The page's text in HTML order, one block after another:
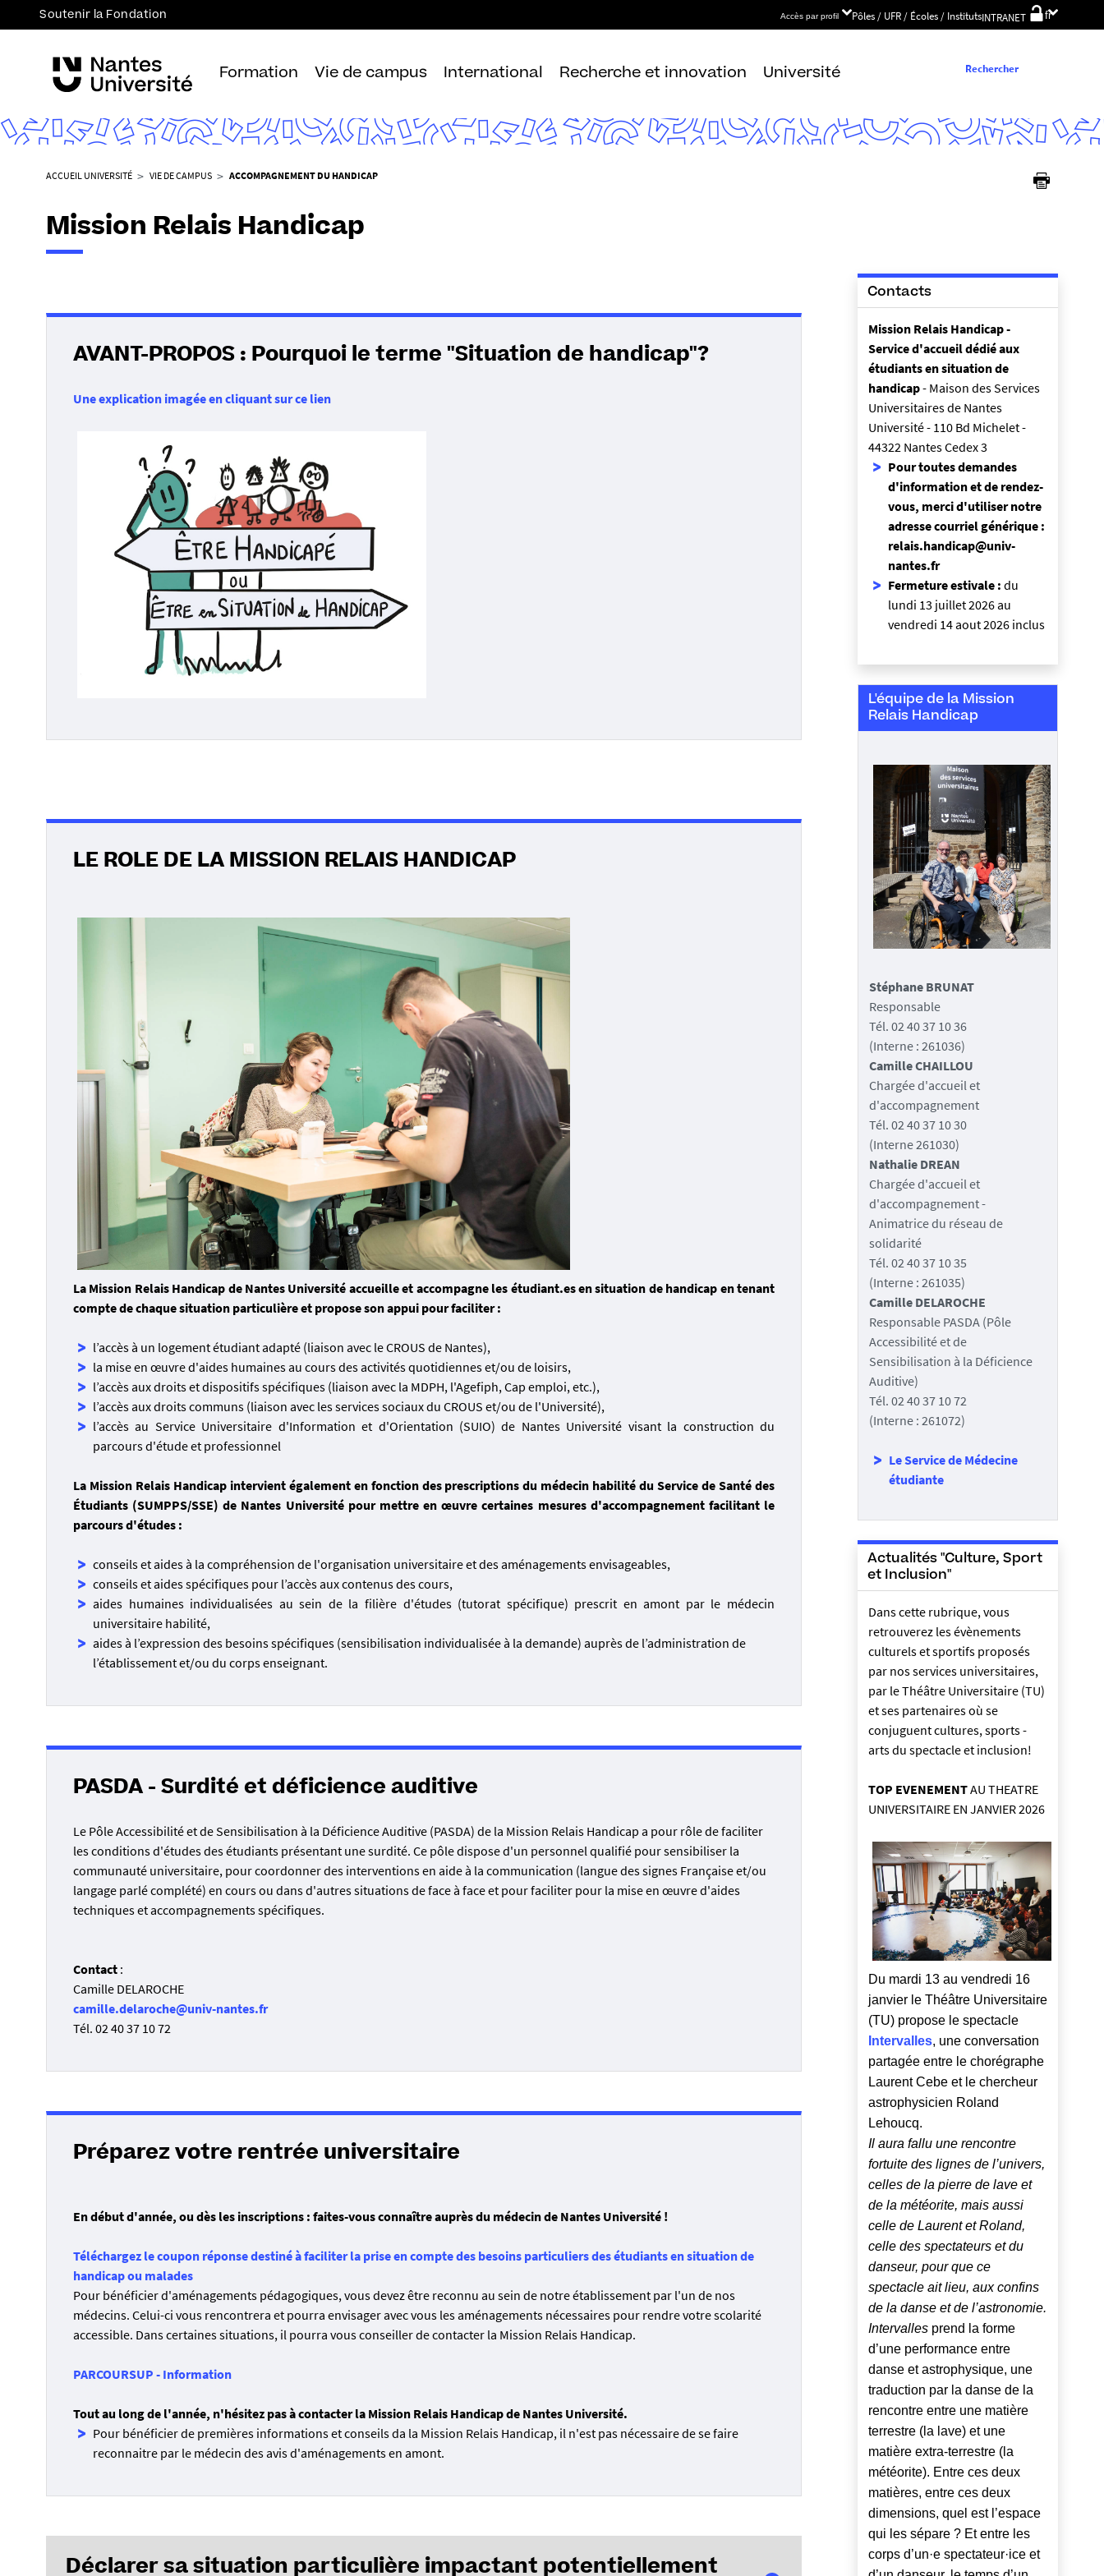
au
Soutenir la Fondation Accès par profil Pôles / UFR / Écoles / InstitutsINTRANET
Choix
fr
Formation Vie de campus International Recherche et innovation Université Rechercher
V
u
s
ê
s
ACCUEIL UNIVERSITÉ VIE DE CAMPUS ACCOMPAGNEMENT DU HANDICAP
Mission Relais Handicap
AVANT-PROPOS : Pourquoi le terme "Situation de handicap"?
Une explication imagée en cliquant sur ce lien
LE ROLE DE LA MISSION RELAIS HANDICAP
La Mission Relais Handicap de Nantes Université accueille et accompagne les étudiant.es en situation de handicap en tenant
compte de chaque situation particulière et propose son appui pour faciliter :
l’accès à un logement étudiant adapté (liaison avec le CROUS de Nantes),
la mise en œuvre d'aides humaines au cours des activités quotidiennes et/ou de loisirs,
l’accès aux droits et dispositifs spécifiques (liaison avec la MDPH, l'Agefiph, Cap emploi, etc.),
l’accès aux droits communs (liaison avec les services sociaux du CROUS et/ou de l'Université),
l’accès au Service Universitaire d'Information et d'Orientation (SUIO) de Nantes Université visant la construction du
parcours d'étude et professionnel
La Mission Relais Handicap intervient également en fonction des prescriptions du médecin habilité du Service de Santé des
Étudiants (SUMPPS/SSE) de Nantes Université pour mettre en œuvre certaines mesures d'accompagnement facilitant le
parcours d'études :
conseils et aides à la compréhension de l'organisation universitaire et des aménagements envisageables,
conseils et aides spécifiques pour l’accès aux contenus des cours,
aides humaines individualisées au sein de la filière d'études (tutorat spécifique) prescrit en amont par le médecin
universitaire habilité,
aides à l’expression des besoins spécifiques (sensibilisation individualisée à la demande) auprès de l’administration de
l’établissement et/ou du corps enseignant.
PASDA - Surdité et déficience auditive
Le Pôle Accessibilité et de Sensibilisation à la Déficience Auditive (PASDA) de la Mission Relais Handicap a pour rôle de faciliter
les conditions d'études des étudiants présentant une surdité. Ce pôle dispose d'un personnel qualifié pour sensibiliser la
communauté universitaire, pour coordonner des interventions en aide à la communication (langue des signes Française et/ou
langage parlé complété) en cours ou dans d'autres situations de face à face et pour faciliter pour la mise en œuvre d'aides
techniques et accompagnements spécifiques.
Contact :
Camille DELAROCHE
camille.delaroche@univ-nantes.fr
Tél. 02 40 37 10 72
Préparez votre rentrée universitaire
En début d'année, ou dès les inscriptions : faites-vous connaître auprès du médecin de Nantes Université !
Téléchargez le coupon réponse destiné à faciliter la prise en compte des besoins particuliers des étudiants en situation de
handicap ou malades
Pour bénéficier d'aménagements pédagogiques, vous devez être reconnu au sein de notre établissement par l'un de nos
médecins. Celui-ci vous rencontrera et pourra envisager avec vous les aménagements nécessaires pour rendre votre scolarité
accessible. Dans certaines situations, il pourra vous conseiller de contacter la Mission Relais Handicap.
PARCOURSUP - Information
Tout au long de l'année, n'hésitez pas à contacter la Mission Relais Handicap de Nantes Université.
Pour bénéficier de premières informations et conseils da la Mission Relais Handicap, il n'est pas nécessaire de se faire
reconnaitre par le médecin des avis d'aménagements en amont.
Déclarer sa situation particulière impactant potentiellement
Contacts
Mission Relais Handicap -
Service d'accueil dédié aux
étudiants en situation de
handicap- Maison des Services
Universitaires de Nantes
Université - 110 Bd Michelet -
44322 Nantes Cedex 3
Pour toutes demandes
d'information et de rendez-
vous, merci d'utiliser notre
adresse courriel générique :
relais.handicap@univ-
nantes.fr
Fermeture estivale : du
lundi 13 juillet 2026 au
vendredi 14 aout 2026 inclus
L'équipe de la Mission
Relais Handicap
Stéphane BRUNAT
Responsable
Tél. 02 40 37 10 36
(Interne : 261036)
Camille CHAILLOU
Chargée d'accueil et
d'accompagnement
Tél. 02 40 37 10 30
(Interne 261030)
Nathalie DREAN
Chargée d'accueil et
d'accompagnement -
Animatrice du réseau de
solidarité
Tél. 02 40 37 10 35
(Interne : 261035)
Camille DELAROCHE
Responsable PASDA (Pôle
Accessibilité et de
Sensibilisation à la Déficience
Auditive)
Tél. 02 40 37 10 72
(Interne : 261072)
Le Service de Médecine
étudiante
Actualités "Culture, Sport
et Inclusion"
Dans cette rubrique, vous
retrouverez les évènements
culturels et sportifs proposés
par nos services universitaires,
par le Théâtre Universitaire (TU)
et ses partenaires où se
conjuguent cultures, sports -
arts du spectacle et inclusion!
TOP EVENEMENTAU THEATRE
UNIVERSITAIRE EN JANVIER 2026
Du mardi 13 au vendredi 16
janvier le Théâtre Universitaire
(TU) propose le spectacle
Intervalles, une conversation
partagée entre le chorégraphe
Laurent Cebe et le chercheur
astrophysicien Roland
Lehoucq.
Il aura fallu une rencontre
fortuite des lignes de l’univers,
celles de la pierre de lave et
de la météorite, mais aussi
celle de Laurent et Roland,
celle des spectateurs et du
danseur, pour que ce
spectacle ait lieu, aux confins
de la danse et de l’astronomie.
Intervalles prend la forme
d’une performance entre
danse et astrophysique, une
traduction par la danse de la
rencontre entre une matière
terrestre (la lave) et une
matière extra-terrestre (la
météorite). Entre ces deux
matières, entre ces deux
dimensions, quel est l’espace
qui les sépare ? Et entre les
corps d’un·e spectateur·ice et